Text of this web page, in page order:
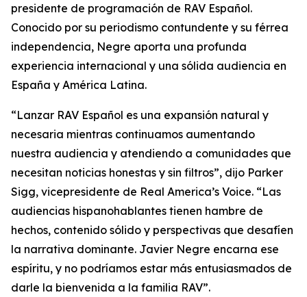
presidente de programación de RAV Español.
Conocido por su periodismo contundente y su férrea
independencia, Negre aporta una profunda
experiencia internacional y una sólida audiencia en
España y América Latina.
“Lanzar RAV Español es una expansión natural y
necesaria mientras continuamos aumentando
nuestra audiencia y atendiendo a comunidades que
necesitan noticias honestas y sin filtros”, dijo Parker
Sigg, vicepresidente de Real America’s Voice. “Las
audiencias hispanohablantes tienen hambre de
hechos, contenido sólido y perspectivas que desafíen
la narrativa dominante. Javier Negre encarna ese
espíritu, y no podríamos estar más entusiasmados de
darle la bienvenida a la familia RAV”.